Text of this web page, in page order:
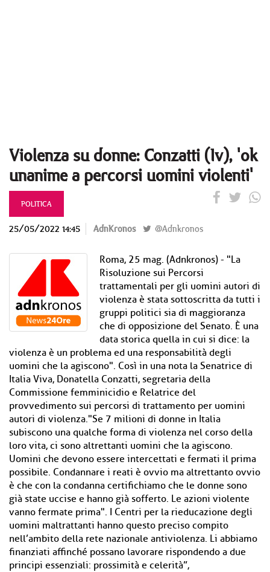
Violenza su donne: Conzatti (Iv), 'ok
unanime a percorsi uomini violenti'
POLITICA
25/05/2022 14:45 AdnKronos @Adnkronos
Roma, 25 mag. (Adnkronos) - "La
Risoluzione sui Percorsi
trattamentali per gli uomini autori di
violenza è stata sottoscritta da tutti i
gruppi politici sia di maggioranza
che di opposizione del Senato. È una
data storica quella in cui si dice: la
violenza è un problema ed una responsabilità degli
uomini che la agiscono". Così in una nota la Senatrice di
Italia Viva, Donatella Conzatti, segretaria della
Commissione femminicidio e Relatrice del
provvedimento sui percorsi di trattamento per uomini
autori di violenza."Se 7 milioni di donne in Italia
subiscono una qualche forma di violenza nel corso della
loro vita, ci sono altrettanti uomini che la agiscono.
Uomini che devono essere intercettati e fermati il prima
possibile. Condannare i reati è ovvio ma altrettanto ovvio
è che con la condanna certifichiamo che le donne sono
già state uccise e hanno già sofferto. Le azioni violente
vanno fermate prima". I Centri per la rieducazione degli
uomini maltrattanti hanno questo preciso compito
nell’ambito della rete nazionale antiviolenza. Li abbiamo
finanziati affinché possano lavorare rispondendo a due
principi essenziali: prossimità e celerità”,